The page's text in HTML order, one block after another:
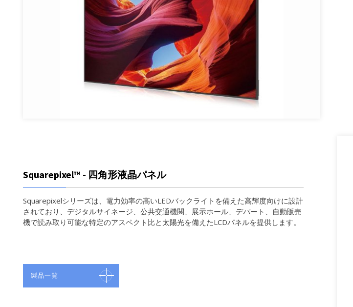
Squarepixel™ - 四角形液晶パネル
Squarepixelシリーズは、電力効率の高いLEDバックライトを備えた高輝度向けに設計
されており、デジタルサイネージ、公共交通機関、展示ホール、デパート、自動販売
機で読み取り可能な特定のアスペクト比と太陽光を備えたLCDパネルを提供します。
製品一覧